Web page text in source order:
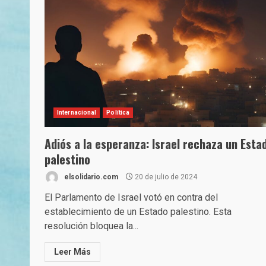
Internacional Política
Adiós a la esperanza: Israel rechaza un
palestino
elsolidario.com 20 de julio de 2024
El Parlamento de Israel votó en contra del
establecimiento de un Estado palestino. Esta
resolución bloquea la...
Leer Más